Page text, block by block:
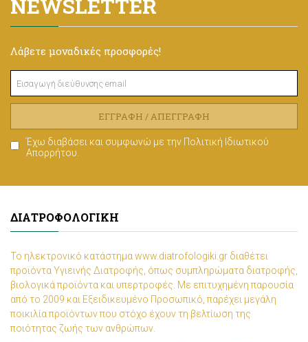
NEWSLETTER
Λάβετε μοναδικές προσφορές!
ΕΓΓΡΑΦΉ / ΑΠΕΓΓΡΑΦΉ
Έχω διαβάσει και συμφωνώ με την Πολιτική Ιδιωτικού
Απορρήτου.
ΔΙΑΤΡΟΦΟΛΟΓΙΚΉ
Το ηλεκτρονικό κατάστημα www.diatrofologiki.gr διαθέτει
προϊόντα Υγιεινής Διατροφής, όπως συμπληρώματα διατροφής,
βιολογικά προϊόντα και υπερτροφές. Με επιτυχημένη παρουσία
από το 2009 και Εξειδικευμένο Προσωπικό, παρέχει μεγάλη
ποικιλία προϊόντων που στόχο έχουν τη βελτίωση της
ποιότητας ζωής των ανθρώπων.